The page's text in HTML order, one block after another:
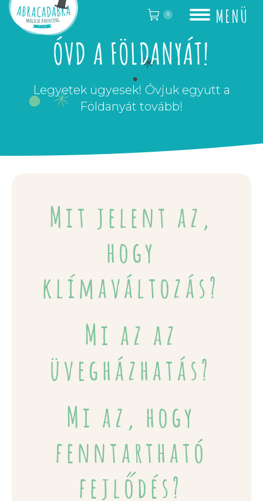
MENÜ
0
ÓVD A FÖLDANYÁT!
Legyetek ügyesek! Óvjuk együtt a
Földanyát tovább!
Mit jelent az,
hogy
klímaváltozás?
Mi az az
üvegházhatás?
Mi az, hogy
fenntartható
fejlődés?